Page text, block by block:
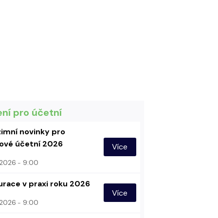
pro účetní
novinky pro
účetní 2026
9:00
Více
v praxi roku 2026
9:00
Více